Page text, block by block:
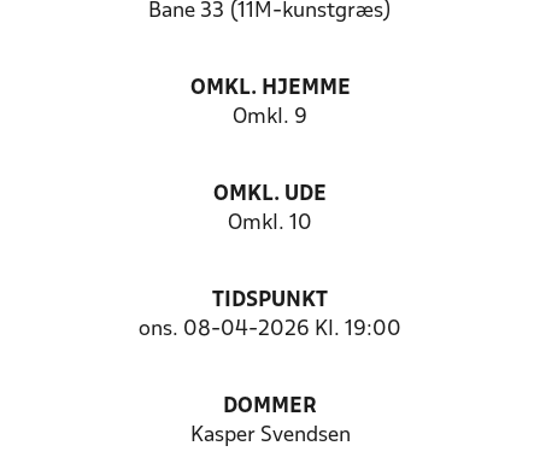
Bane 33 (11M-kunstgræs)
OMKL. HJEMME
Omkl. 9
OMKL. UDE
Omkl. 10
TIDSPUNKT
ons. 08-04-2026 Kl. 19:00
DOMMER
Kasper Svendsen